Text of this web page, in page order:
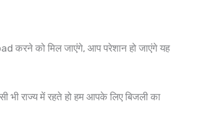
करने को मिल जाएंगे, आप परेशान हो जाएंगे यह
राज्य में रहते हो हम आपके लिए बिजली का